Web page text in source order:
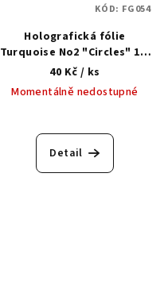
Holografická fólie
Turquoise No2 "Circles" 1,5
m.
40 Kč / ks
Momentálně nedostupné
Detail
KÓD: FG054